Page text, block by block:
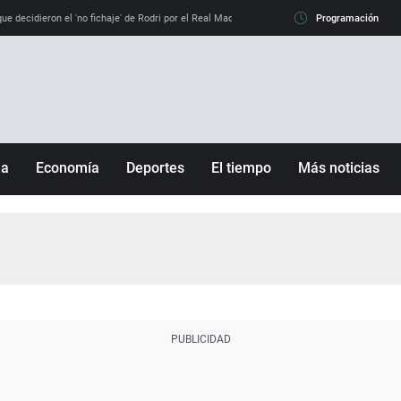
decidieron el 'no fichaje' de Rodri por el Real Madrid y su 'sí' al Barça La llamada
Programación
Economía Deportes El tiempo Más noticias